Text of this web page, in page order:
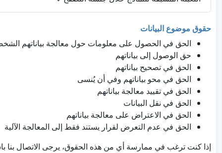
حقوق موضوع البيانات
الحق في الحصول على معلومات حول معالجة بياناتهم
حق الوصول إلى بياناتهم
الحق في تصحيح بياناتهم
الحق في محو بياناتهم وفي أن يُنسى
الحق في تقييد معالجة بياناتهم
الحق في نقل البيانات
الحق في الاعتراض على معالجة بياناتهم
الحق في عدم التعرض لقرار يستند فقط إلى المعالجة الآلية
إذا كنت ترغب في ممارسة أي من هذه الحقوق، يرجى الاتصال بنا